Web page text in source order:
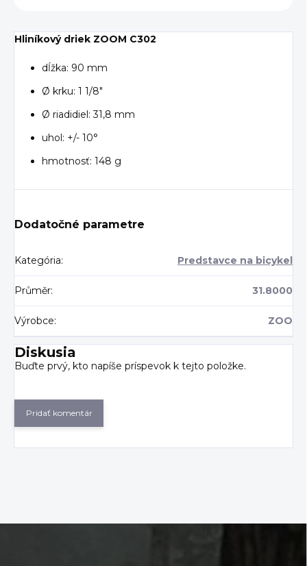
Hliníkový driek ZOOM C302
dĺžka: 90 mm
Ø krku: 1 1/8"
Ø riadidiel: 31,8 mm
uhol: +/- 10°
hmotnosť: 148 g
Dodatočné parametre
Kategória: Predstavce na bicykel
Průměr: 31.8000
Výrobce: ZOO
Diskusia
Buďte prvý, kto napíše príspevok k tejto položke.
Pridať komentár